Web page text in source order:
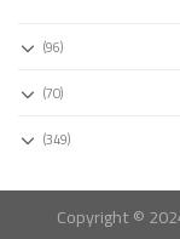
(96)
(70)
(349)
Copyright ©